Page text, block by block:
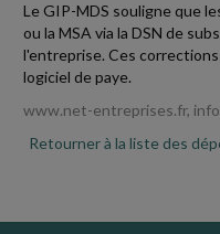
Le GIP-MDS souligne que
ou la MSA via la DSN de
l'entreprise. Ces
logiciel de paye.
www.net-entreprises.fr,
Retourner à la liste des